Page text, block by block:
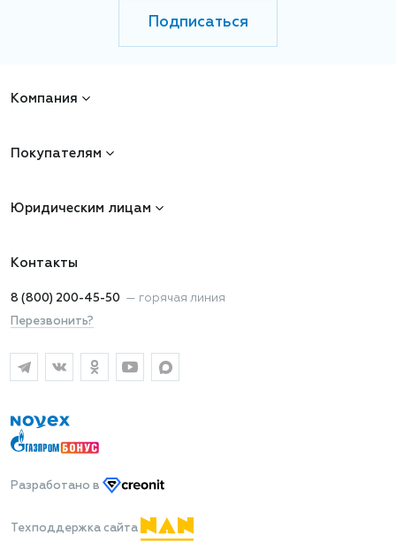
Подписаться
Компания
Покупателям
Юридическим лицам
Контакты
8 (800) 200-45-50 — горячая линия
Перезвонить?
Разработано в
Техподдержка сайта